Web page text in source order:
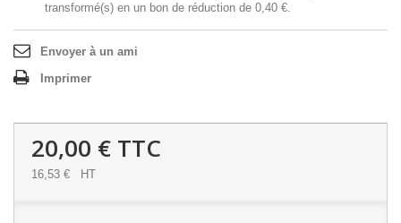
transformé(s) en un bon de réduction de 0,40 €.
Envoyer à un ami
Imprimer
20,00 € TTC
16,53 € HT